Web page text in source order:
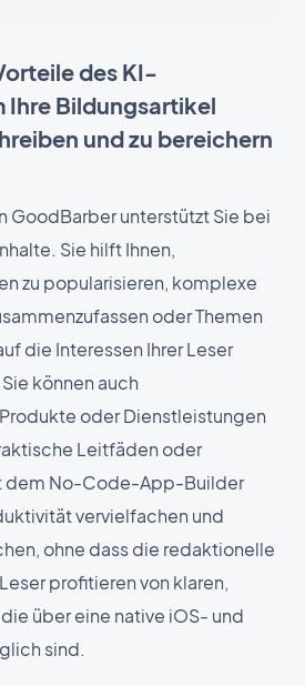
des KI-
Ihre Bildungsartikel
und zu bereichern
GoodBarber unterstützt Sie bei
Sie hilft Ihnen,
zu popularisieren, komplexe
oder Themen
die Interessen Ihrer Leser
können auch
oder Dienstleistungen
Leitfäden oder
dem No-Code-App-Builder
vervielfachen und
ohne dass die redaktionelle
profitieren von klaren,
über eine native iOS- und
sind.